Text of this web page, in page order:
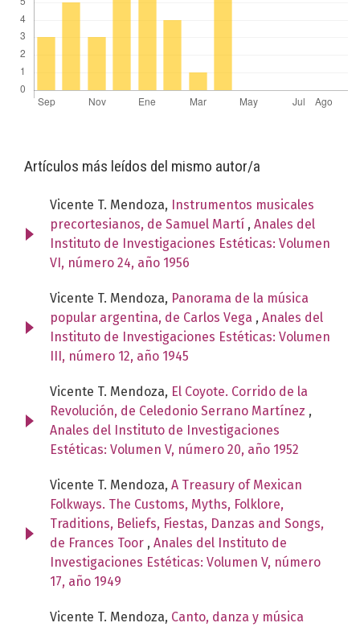
Artículos más leídos del mismo autor/a
Vicente T. Mendoza, Instrumentos musicales
precortesianos, de Samuel Martí , Anales del
Instituto de Investigaciones Estéticas: Volumen
VI, número 24, año 1956
Vicente T. Mendoza, Panorama de la música
popular argentina, de Carlos Vega , Anales del
Instituto de Investigaciones Estéticas: Volumen
III, número 12, año 1945
Vicente T. Mendoza, El Coyote. Corrido de la
Revolución, de Celedonio Serrano Martínez ,
Anales del Instituto de Investigaciones
Estéticas: Volumen V, número 20, año 1952
Vicente T. Mendoza, A Treasury of Mexican
Folkways. The Customs, Myths, Folklore,
Traditions, Beliefs, Fiestas, Danzas and Songs,
de Frances Toor , Anales del Instituto de
Investigaciones Estéticas: Volumen V, número
17, año 1949
Vicente T. Mendoza, Canto, danza y música